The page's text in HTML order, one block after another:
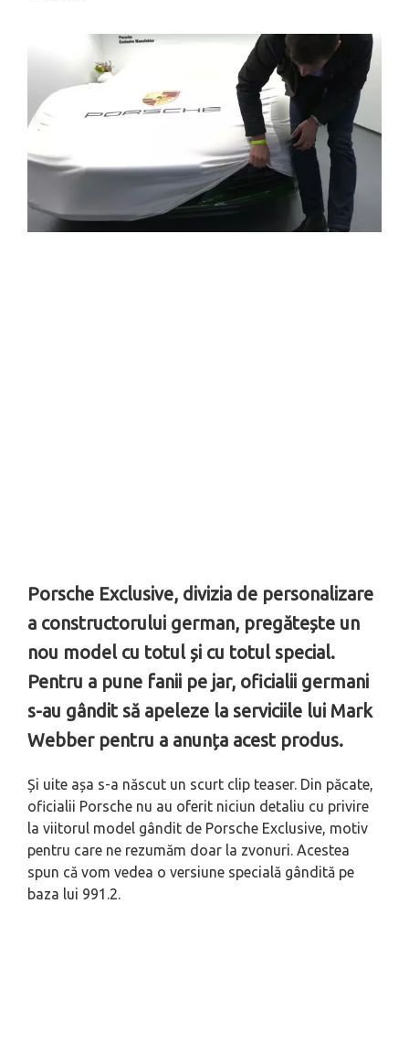
Porsche Exclusive, divizia de personalizare
a constructorului german, pregătește un
nou model cu totul și cu totul special.
Pentru a pune fanii pe jar, oficialii germani
s-au gândit să apeleze la serviciile lui Mark
Webber pentru a anunța acest produs.
Și uite așa s-a născut un scurt clip teaser. Din păcate,
oficialii Porsche nu au oferit niciun detaliu cu privire
la viitorul model gândit de Porsche Exclusive, motiv
pentru care ne rezumăm doar la zvonuri. Acestea
spun că vom vedea o versiune specială gândită pe
baza lui 991.2.